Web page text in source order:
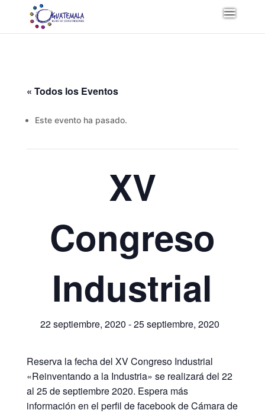
« Todos los Eventos
Este evento ha pasado.
XV
Congreso
Industrial
22 septiembre, 2020 -25 septiembre, 2020
Reserva la fecha del XV Congreso Industrial
«Reinventando a la Industria» se realizará del 22
al 25 de septiembre 2020. Espera más
información en el perfil de facebook de Cámara de